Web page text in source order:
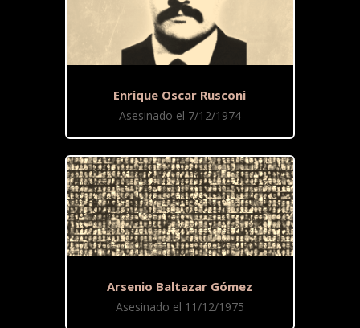
Enrique Oscar Rusconi
Asesinado el 7/12/1974
Arsenio Baltazar Gómez
Asesinado el 11/12/1975